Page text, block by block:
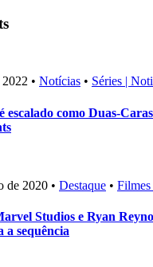
• Notícias • Séries |
escalado como Duas-
de 2020 • Destaque •
Studios e Ryan
a sequência